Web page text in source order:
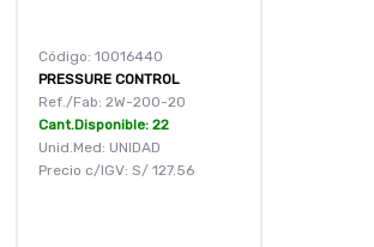
Código: 10016440
PRESSURE CONTROL
Ref./Fab: 2W-200-20
Cant.Disponible: 22
Unid.Med: UNIDAD
Precio c/IGV: S/ 127.56